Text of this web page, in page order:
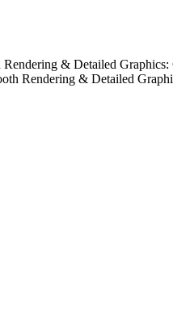
& Detailed
Rendering & Detailed